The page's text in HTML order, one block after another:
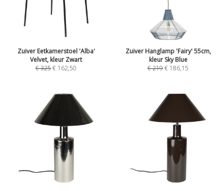
Zuiver Eetkamerstoel 'Alba'
Velvet, kleur Zwart
€325€ 162,50
Zuiver Hanglamp 'Fairy' 55cm,
kleur Sky Blue
€219€ 186,15